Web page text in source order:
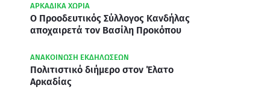
ΑΡΚΑΔΙΚΑ ΧΩΡΙΑ
Ο Προοδευτικός Σύλλογος Κανδήλας
αποχαιρετά τον Βασίλη Προκόπου
ΑΝΑΚΟΙΝΩΣΗ ΕΚΔΗΛΩΣΕΩΝ
Πολιτιστικό διήμερο στον Έλατο
Αρκαδίας